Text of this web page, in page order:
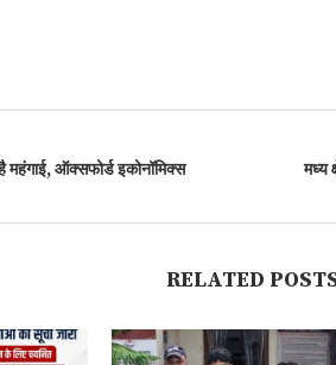
ऑक्सफोर्ड इकोनॉमिक्स
मध्य
RELATED